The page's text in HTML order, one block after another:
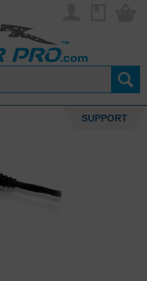
SUPPORT